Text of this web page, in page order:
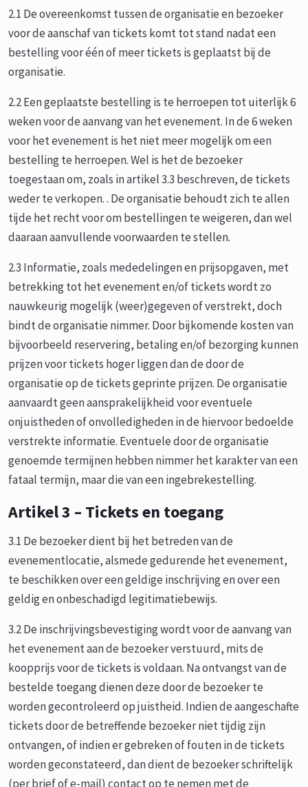
2.1 De overeenkomst tussen de organisatie en bezoeker
voor de aanschaf van tickets komt tot stand nadat een
bestelling voor één of meer tickets is geplaatst bij de
organisatie.
2.2 Een geplaatste bestelling is te herroepen tot uiterlijk 6
weken voor de aanvang van het evenement. In de 6 weken
voor het evenement is het niet meer mogelijk om een
bestelling te herroepen. Wel is het de bezoeker
toegestaan om, zoals in artikel 3.3 beschreven, de tickets
weder te verkopen. . De organisatie behoudt zich te allen
tijde het recht voor om bestellingen te weigeren, dan wel
daaraan aanvullende voorwaarden te stellen.
2.3 Informatie, zoals mededelingen en prijsopgaven, met
betrekking tot het evenement en/of tickets wordt zo
nauwkeurig mogelijk (weer)gegeven of verstrekt, doch
bindt de organisatie nimmer. Door bijkomende kosten van
bijvoorbeeld reservering, betaling en/of bezorging kunnen
prijzen voor tickets hoger liggen dan de door de
organisatie op de tickets geprinte prijzen. De organisatie
aanvaardt geen aansprakelijkheid voor eventuele
onjuistheden of onvolledigheden in de hiervoor bedoelde
verstrekte informatie. Eventuele door de organisatie
genoemde termijnen hebben nimmer het karakter van een
fataal termijn, maar die van een ingebrekestelling.
Artikel 3 – Tickets en toegang
3.1 De bezoeker dient bij het betreden van de
evenementlocatie, alsmede gedurende het evenement,
te beschikken over een geldige inschrijving en over een
geldig en onbeschadigd legitimatiebewijs.
3.2 De inschrijvingsbevestiging wordt voor de aanvang van
het evenement aan de bezoeker verstuurd, mits de
koopprijs voor de tickets is voldaan. Na ontvangst van de
bestelde toegang dienen deze door de bezoeker te
worden gecontroleerd op juistheid. Indien de aangeschafte
tickets door de betreffende bezoeker niet tijdig zijn
ontvangen, of indien er gebreken of fouten in de tickets
worden geconstateerd, dan dient de bezoeker schriftelijk
(per brief of e-mail) contact op te nemen met de